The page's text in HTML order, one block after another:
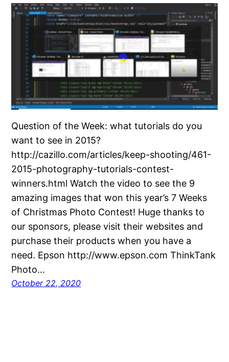
Question of the Week: what tutorials do you
want to see in 2015?
http://cazillo.com/articles/keep-shooting/461-
2015-photography-tutorials-contest-
winners.html Watch the video to see the 9
amazing images that won this year’s 7 Weeks
of Christmas Photo Contest! Huge thanks to
our sponsors, please visit their websites and
purchase their products when you have a
need. Epson http://www.epson.com ThinkTank
Photo…
October 22, 2020